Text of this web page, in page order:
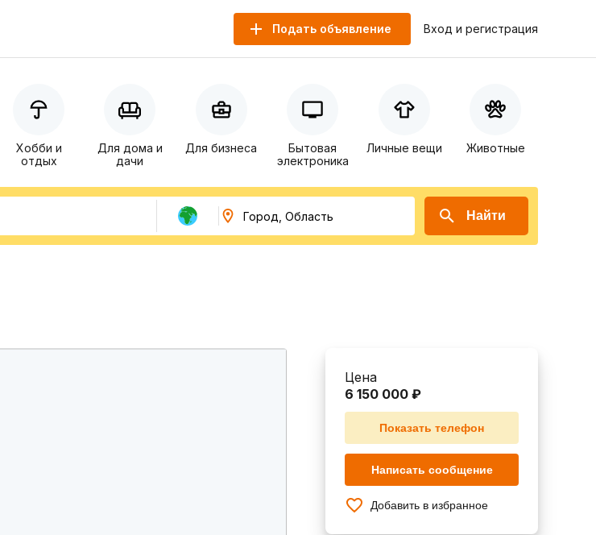
Подать объявление Вход и регистрация
Хобби и
отдых
Для дома и
дачи
Для бизнеса
Бытовая
электроника
Личные вещи Животные
Найти
Цена
6 150 000 ₽
Показать телефон
Написать сообщение
Добавить в избранное